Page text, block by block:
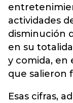
actividades
disminución
en su
y comida, en
que salieron
Esas cifras,